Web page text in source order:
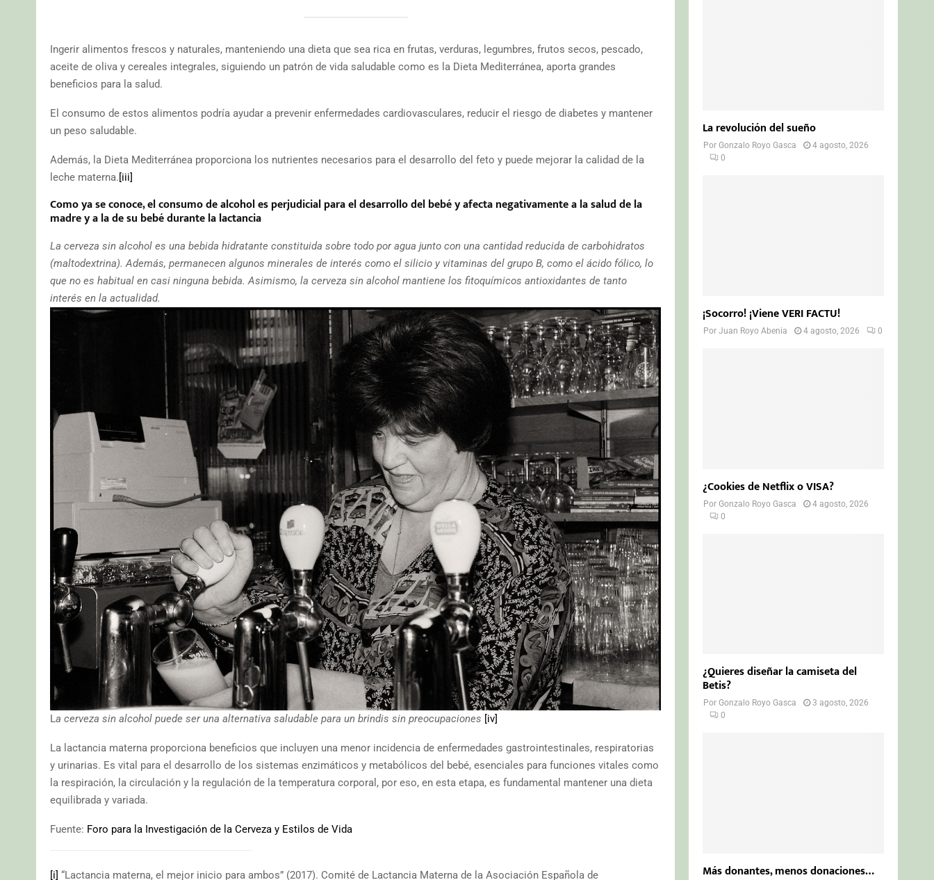
Ingerir alimentos frescos y naturales, manteniendo una dieta que sea rica en frutas, verduras, legumbres, frutos secos, pescado,
aceite de oliva y cereales integrales, siguiendo un patrón de vida saludable como es la Dieta Mediterránea, aporta grandes
beneficios para la salud.
El consumo de estos alimentos podría ayudar a prevenir enfermedades cardiovasculares, reducir el riesgo de diabetes y mantener
un peso saludable.
Además, la Dieta Mediterránea proporciona los nutrientes necesarios para el desarrollo del feto y puede mejorar la calidad de la
leche materna.[iii]
Como ya se conoce, el consumo de alcohol es perjudicial para el desarrollo del bebé y afecta negativamente a la salud de la
madre y a la de su bebé durante la lactancia
La cerveza sin alcohol es una bebida hidratante constituida sobre todo por agua junto con una cantidad reducida de carbohidratos
(maltodextrina). Además, permanecen algunos minerales de interés como el silicio y vitaminas del grupo B, como el ácido fólico, lo
que no es habitual en casi ninguna bebida. Asimismo, la cerveza sin alcohol mantiene los fitoquímicos antioxidantes de tanto
interés en la actualidad.
La cerveza sin alcohol puede ser una alternativa saludable para un brindis sin preocupaciones [iv]
La lactancia materna proporciona beneficios que incluyen una menor incidencia de enfermedades gastrointestinales, respiratorias
y urinarias. Es vital para el desarrollo de los sistemas enzimáticos y metabólicos del bebé, esenciales para funciones vitales como
la respiración, la circulación y la regulación de la temperatura corporal, por eso, en esta etapa, es fundamental mantener una dieta
equilibrada y variada.
Fuente: Foro para la Investigación de la Cerveza y Estilos de Vida
[i] “Lactancia materna, el mejor inicio para ambos” (2017). Comité de Lactancia Materna de la Asociación Española de
La revolución del sueño
PorGonzalo Royo Gasca
4 agosto, 2026
0
¡Socorro! ¡Viene VERI FACTU!
PorJuan Royo Abenia 4 agosto, 2026 0
¿Cookies de Netflix o VISA?
PorGonzalo Royo Gasca
4 agosto, 2026
0
¿Quieres diseñar la camiseta del
Betis?
PorGonzalo Royo Gasca
3 agosto, 2026
0
Más donantes, menos donaciones…